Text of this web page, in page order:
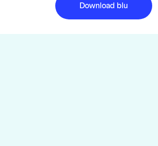
Download blu